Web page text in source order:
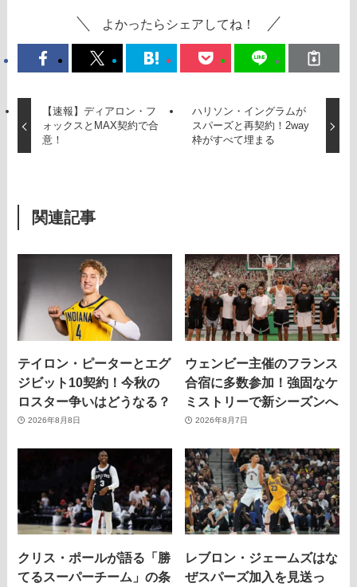
よかったらシェアしてね！
【速報】ディアロン・フ
ォックスとMAX契約で合
意！
ハリソン・イングラムが
スパーズと再契約！2way
枠がすべて埋まる
関連記事
テイロン・ピーターとエグ
ジビット10契約！今秋の
ロスター争いはどうなる？
2026年8月8日
ウェンビー主催のフランス
合宿に多数参加！強固なケ
ミストリーで新シーズンへ
2026年8月7日
クリス・ポールが語る「勝
てるスーパーチーム」の条
レブロン・ジェームズはな
ぜスパーズ加入を見送っ